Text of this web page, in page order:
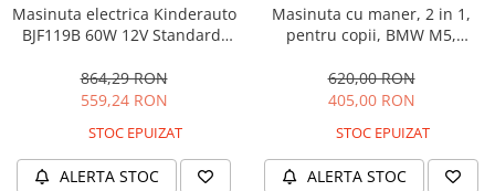
Masinuta electrica Kinderauto
BJF119B 60W 12V Standard,
864,29 RON
559,24 RON
STOC EPUIZAT
ALERTA STOC
Masinuta cu maner, 2 in 1,
pentru copii, BMW M5,
620,00 RON
405,00 RON
STOC EPUIZAT
ALERTA STOC